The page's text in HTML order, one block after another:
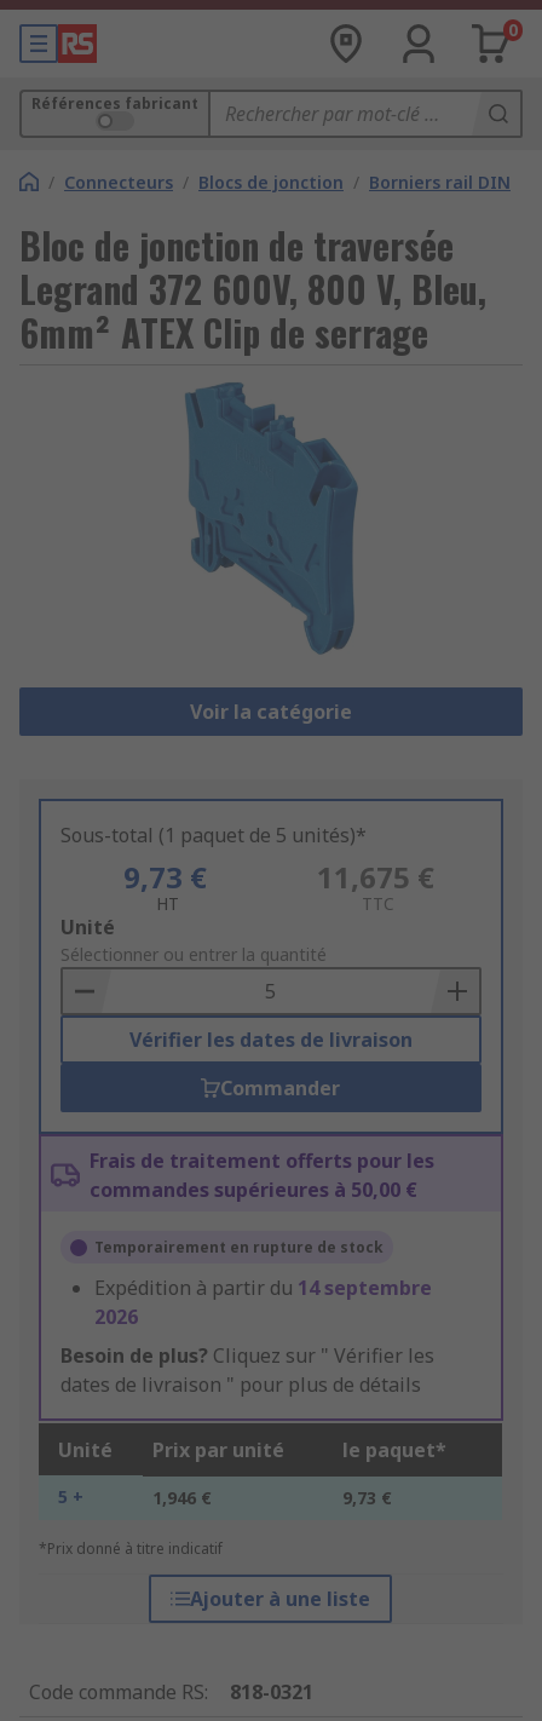
0
Références fabricant
/ Connecteurs / Blocs de jonction / Borniers rail DIN
Bloc de jonction de traversée
Legrand 372 600V, 800 V, Bleu,
6mm² ATEX Clip de serrage
Voir la catégorie
Sous-total (1 paquet de 5 unités)*
9,73 €
HT
11,675 €
TTC
Add
to
Basket
Unité
Sélectionner ou entrer la quantité
Vérifier les dates de livraison
Commander
Frais de traitement offerts pour les
commandes supérieures à 50,00 €
Temporairement en rupture de stock
Expédition à partir du 14 septembre
2026
Besoin de plus? Cliquez sur " Vérifier les
dates de livraison " pour plus de détails
Unité Prix par unité le paquet*
5 + 1,946 € 9,73 €
*Prix donné à titre indicatif
Ajouter à une liste
Code commande RS:
818-0321